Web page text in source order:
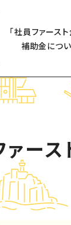
「社員ファースト
補助金につ
ァース